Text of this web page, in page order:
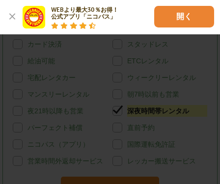
WEBより最大30％お得！
公式アプリ「ニコパス」
開く
特徴で探す
ハイブリッド
カード決済 スタッドレス
給油可能 ETCレンタル
宅配レンタカー ウィークリーレンタル
マンスリーレンタル 朝7時以前も営業
夜21時以降も営業 深夜時間帯レンタル
パーフェクト補償 直前予約
ニコパス（アプリ） 国際運転免許証
営業時間外返却サービス レッカー搬送サービス